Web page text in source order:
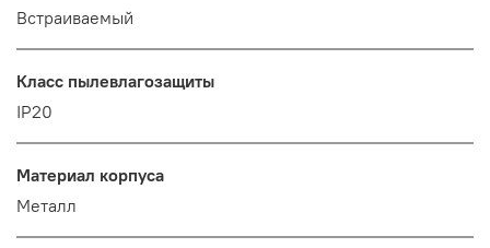
Встраиваемый
Класс пылевлагозащиты
IP20
Материал корпуса
Металл